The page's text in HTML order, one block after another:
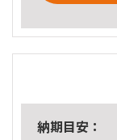
納期目安：